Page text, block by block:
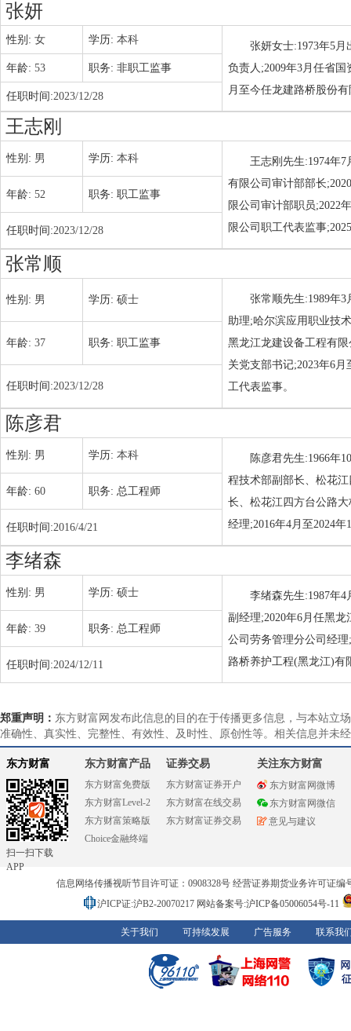
张妍
性别: 女 学历: 本科
张妍女士:1973年5
负责人;2009年3月任省
月至今任龙建路桥股份
年龄: 53 职务: 非职工监事
任职时间:2023/12/28
王志刚
性别: 男 学历: 本科
王志刚先生:1974年
有限公司审计部部长
限公司审计部职员;2022
限公司职工代表监事
年龄: 52 职务: 职工监事
任职时间:2023/12/28
张常顺
性别: 男 学历: 硕士
张常顺先生:1989年
助理;哈尔滨应用职业技
黑龙江龙建设备工程有
关党支部书记;2023年6
工代表监事。
年龄: 37 职务: 职工监事
任职时间:2023/12/28
陈彦君
性别: 男 学历: 本科
陈彦君先生:1966年
程技术部副部长、松花
长、松花江四方台公路
经理;2016年4月至2024
年龄: 60 职务: 总工程师
任职时间:2016/4/21
李绪森
性别: 男 学历: 硕士
李绪森先生:1987年
副经理;2020年6月任黑
公司劳务管理分公司经
路桥养护工程(黑龙江)有
年龄: 39 职务: 总工程师
任职时间:2024/12/11
郑重声明： 东方财富网发布此信息的目的在于传播更多信息，与本站立
准确性、真实性、完整性、有效性、及时性、原创性等。相关信息并未
东方财富
扫一扫下载
APP
东方财富产品
东方财富免费版
东方财富Level-2
东方财富策略版
Choice金融终端
证券交易
东方财富证券开户
东方财富在线交易
东方财富证券交易
关注东方财富
东方财富网微博
东方财富网微信
意见与建议
信息网络传播视听节目许可证：0908328号 经营证券期货业务许可证编
沪ICP证:沪B2-20070217 网站备案号:沪ICP备05006054号-11
关于我们 可持续发展 广告服务 联系我